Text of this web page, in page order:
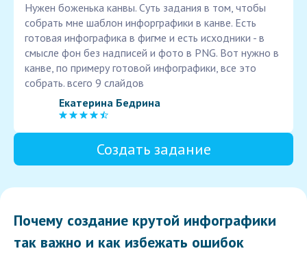
Нужен боженька канвы. Суть задания в том, чтобы
собрать мне шаблон инфорграфики в канве. Есть
готовая инфографика в фигме и есть исходники - в
смысле фон без надписей и фото в PNG. Вот нужно в
канве, по примеру готовой инфографики, все это
собрать. всего 9 слайдов
Екатерина Бедрина
Создать задание
Почему создание крутой инфографики
так важно и как избежать ошибок